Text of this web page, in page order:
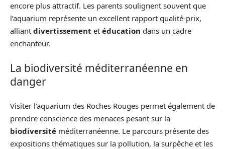
encore plus attractif. Les parents soulignent souvent que
l’aquarium représente un excellent rapport qualité-prix,
alliant divertissement et éducation dans un cadre
enchanteur.
La biodiversité méditerranéenne en
danger
Visiter l’aquarium des Roches Rouges permet également de
prendre conscience des menaces pesant sur la
biodiversité méditerranéenne. Le parcours présente des
expositions thématiques sur la pollution, la surpêche et les